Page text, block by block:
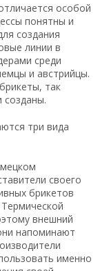
особой
понятны и
создания
линии в
среди
и австрийцы.
так
созданы.
три вида
своего
брикетов
Термической
внешний
напоминают
именно